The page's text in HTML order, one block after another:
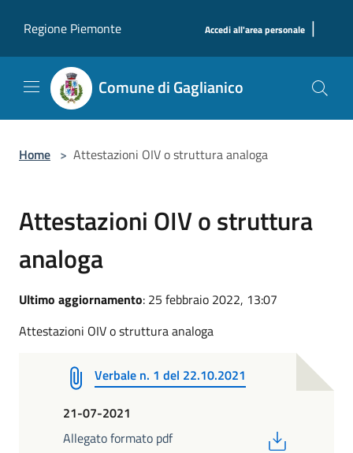
Regione Piemonte
Accedi all'area personale |
Comune di Gaglianico
Home > Attestazioni OIV o struttura analoga
Attestazioni OIV o struttura
analoga
Ultimo aggiornamento: 25 febbraio 2022, 13:07
Attestazioni OIV o struttura analoga
Verbale n. 1 del 22.10.2021
21-07-2021
Allegato formato pdf